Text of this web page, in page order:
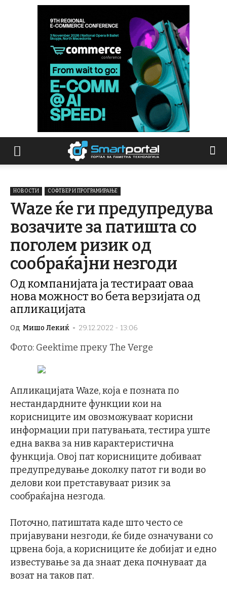
НОВОСТИ СОФТВЕР И ПРОГРАМИРАЊЕ
Waze ќе ги предупредува
возачите за патишта со
поголем ризик од
сообраќајни незгоди
Од компанијата ја тестираат оваа
нова можност во бета верзијата од
апликацијата
Од Мишо Лекиќ - 29.12.2022 - 13:06
Фото: Geektime преку The Verge
Апликацијата Waze, која е позната по
нестандардните функции кои на
корисниците им овозможуваат корисни
информации при патувањата, тестира уште
една ваква за нив карактеристична
функција. Овој пат корисниците добиваат
предупредување доколку патот ги води во
делови кои претставуваат ризик за
сообраќајна незгода.
Поточно, патиштата каде што често се
пријавувани незгоди, ќе биде означувани со
црвена боја, а корисниците ќе добијат и едно
известување за да знаат дека почнуваат да
возат на таков пат.